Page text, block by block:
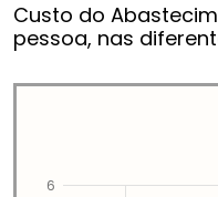
Custo do
pessoa, nas
6